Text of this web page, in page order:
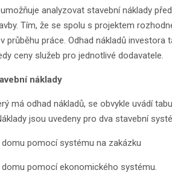
analyzovat stavební náklady
Tím, že se spolu s projektem
průběhu práce. Odhad nákladů
ceny služeb pro jednotlivé dodavatele.
náklady
má odhad nákladů, se obvykle uvádí
jsou uvedeny pro dva stavební
pomocí systému na zakázku
domu pomocí ekonomického systému.